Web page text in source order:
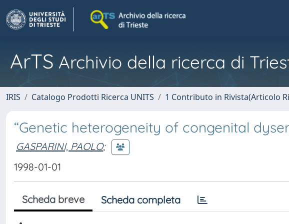
ArTS Archivio della ricerca di
IRIS Catalogo Prodotti Ricerca UNITS 1 Contributo in Rivista(Articolo
“Genetic heterogeneity of congenital
GASPARINI, PAOLO;
1998-01-01
Scheda breve Scheda completa